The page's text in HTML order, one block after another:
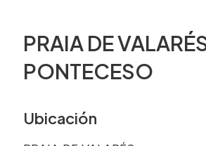
PRAIA DE
PONTECESO
Ubicación